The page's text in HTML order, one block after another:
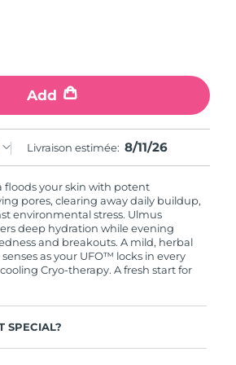
Add
Livraison estimée: 8/11/26
floods your skin with potent
pores, clearing away daily buildup,
environmental stress. Ulmus
deep hydration while evening
and breakouts. A mild, herbal
as your UFO™ locks in every
Cryo-therapy. A fresh start for
SPECIAL?
8/13/26
Livraison estimée8/10/26
Livraison estimée8/14/26
Livraison estimée8/11/26
Livraison estimée8/10/26